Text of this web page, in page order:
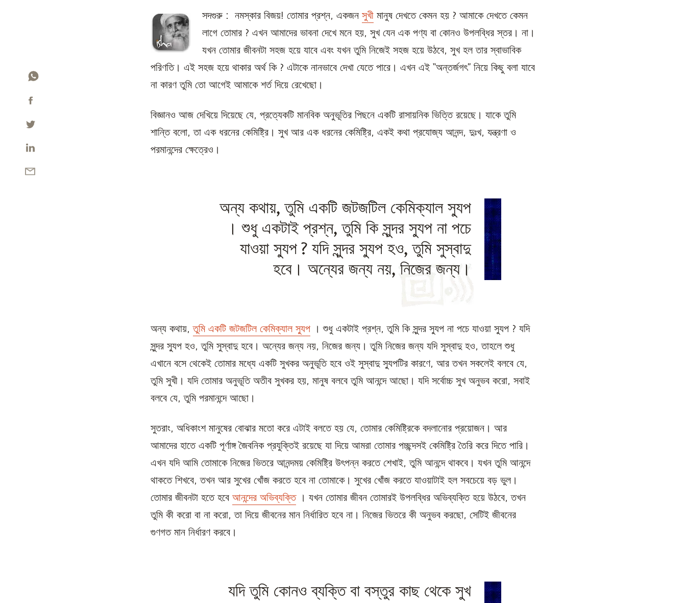
সদগুরু : নমস্কার বিজয়! তোমার প্রশ্ন, একজন সুখী মানুষ দেখতে কেমন হয় ? আমাকে দেখতে কেমন
লাগে তোমার ? এখন আমাদের ভাবনা দেখে মনে হয়, সুখ যেন এক পণ্য বা কোনও উপলব্ধির স্তর। না।
যখন তোমার জীবনটা সহজ হয়ে যাবে এবং যখন তুমি নিজেই সহজ হয়ে উঠবে, সুখ হল তার স্বাভাবিক
পরিণতি। এই সহজ হয়ে থাকার অর্থ কি ? এটাকে নানভাবে দেখা যেতে পারে। এখন এই “অন্তর্জগৎ” নিয়ে কিছু বলা যাবে
না কারণ তুমি তো আগেই আমাকে শর্ত দিয়ে রেখেছো।
বিজ্ঞানও আজ দেখিয়ে দিয়েছে যে, প্রত্যেকটি মানবিক অনুভূতির পিছনে একটি রাসায়নিক ভিত্তি রয়েছে। যাকে তুমি
শান্তি বলো, তা এক ধরনের কেমিষ্ট্রি। সুখ আর এক ধরনের কেমিষ্ট্রি, একই কথা প্রযোজ্য আনন্দ, দুঃখ, যন্ত্রণা ও
পরমানন্দের ক্ষেত্রেও।
অন্য কথায়, তুমি একটি জটজটিল কেমিক্যাল স্যুপ
। শুধু একটাই প্রশ্ন, তুমি কি সুন্দর স্যুপ না পচে
যাওয়া স্যুপ ? যদি সুন্দর স্যুপ হও, তুমি সুস্বাদু
হবে। অন্যের জন্য নয়, নিজের জন্য।
অন্য কথায়,তুমি একটি জটজটিল কেমিক্যাল স্যুপ । শুধু একটাই প্রশ্ন, তুমি কি সুন্দর স্যুপ না পচে যাওয়া স্যুপ ? যদি
সুন্দর স্যুপ হও, তুমি সুস্বাদু হবে। অন্যের জন্য নয়, নিজের জন্য। তুমি নিজের জন্য যদি সুস্বাদু হও, তাহলে শুধু
এখানে বসে থেকেই তোমার মধ্যে একটি সুখকর অনুভূতি হবে ওই সুস্বাদু স্যুপটির কারণে, আর তখন সকলেই বলবে যে,
তুমি সুখী। যদি তোমার অনুভূতি অতীব সুখকর হয়, মানুষ বলবে তুমি আনন্দে আছো। যদি সর্বোচ্চ সুখ অনুভব করো, সবাই
বলবে যে, তুমি পরমানন্দে আছো।
সুতরাং, অধিকাংশ মানুষের বোঝার মতো করে এটাই বলতে হয় যে, তোমার কেমিষ্ট্রিকে বদলানোর প্রয়োজন। আর
আমাদের হাতে একটি পূর্ণাঙ্গ জৈবনিক প্রযুক্তিই রয়েছে যা দিয়ে আমরা তোমার পচ্ছন্দসই কেমিষ্ট্রি তৈরি করে দিতে পারি।
এখন যদি আমি তোমাকে নিজের ভিতরে আনন্দময় কেমিষ্ট্রি উৎপন্ন করতে শেখাই, তুমি আনন্দে থাকবে। যখন তুমি আনন্দে
থাকতে শিখবে, তখন আর সুখের খোঁজ করতে হবে না তোমাকে। সুখের খোঁজ করতে যাওয়াটাই হল সবচেয়ে বড় ভুল।
তোমার জীবনটা হতে হবে আনন্দের অভিব্যক্তি। যখন তোমার জীবন তোমারই উপলব্ধির অভিব্যক্তি হয়ে উঠবে, তখন
তুমি কী করো বা না করো, তা দিয়ে জীবনের মান নির্ধারিত হবে না। নিজের ভিতরে কী অনুভব করছো, সেটিই জীবনের
গুণগত মান নির্ধারণ করবে।
যদি তুমি কোনও ব্যক্তি বা বস্তুর কাছ থেকে সুখ